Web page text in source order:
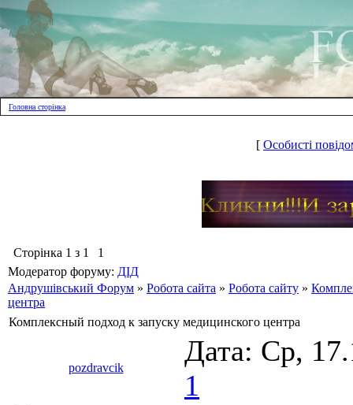
Головна сторінка
[ Особисті
Сторінка 1 з 1
1
Модератор форуму: ДІД
Андрушівський Форум » Робота сайта » Робота сайту »
центра
Комплексный подход к запуску медицинского центра
pozdravcik
Дата: Ср,
1